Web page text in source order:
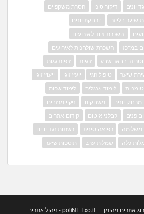
יונים דיקור סיני
הסרת משקפיים
שיער בלייזר
הרחקת יונים
השכרת ציוד לאירועים
במרכז
השכרת שולחנות לאירועים
וטרינר בבאר שבע זוגיות
זיפות גגות
שיער טיפול זוגי יועץ זוגי
ייעוץ זוגי
לימוד אנגלית
לימוד שפות
מרחיק יונים משחקים
ניקוי מרזבים
פנים קבלני איטום
קידום אתרים
משלימה רפואה סינית
רשתות נגד יונים
כלה שמלות ערב תוספות שיער
poliNET.co.il - ניהול אתרים